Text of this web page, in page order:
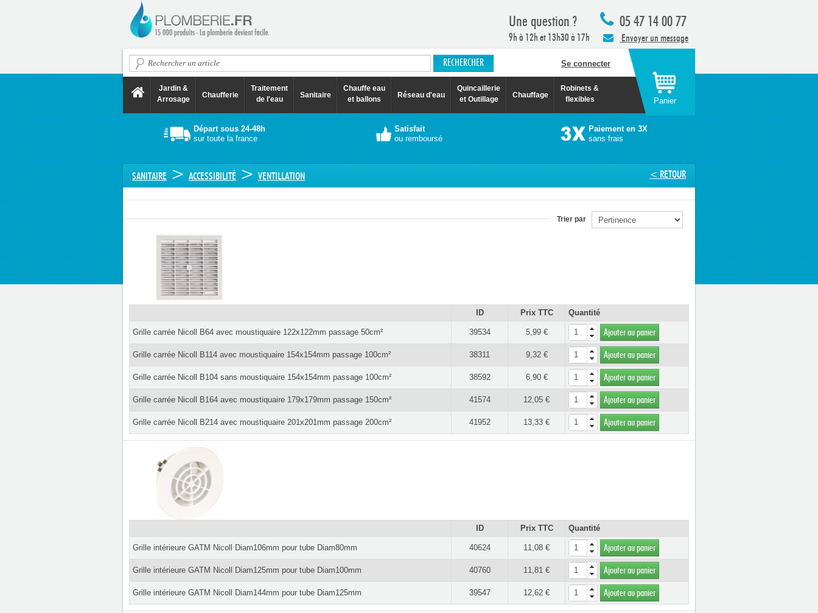
05 47 14 00 77
Envoyer un message
Une question ?
9h à 12h et 13h30 à 17h
Se connecter
Jardin &
Arrosage
Chaufferie
Traitement
de l'eau
Sanitaire
Chauffe eau
et ballons
Réseau d'eau
Quincaillerie
et Outillage
Chauffage
Robinets &
flexibles
Panier
Départ sous 24-48h
sur toute la france
Satisfait
ou remboursé
Paiement en 3X
sans frais
< RETOUR
SANITAIRE > ACCESSIBILITÉ > VENTILLATION
Trier par
ID Prix TTC Quantité
Grille carrée Nicoll B64 avec moustiquaire 122x122mm passage 50cm² 39534 5,99 € Ajouter au panier
Grille carrée Nicoll B114 avec moustiquaire 154x154mm passage 100cm² 38311 9,32 € Ajouter au panier
Grille carrée Nicoll B104 sans moustiquaire 154x154mm passage 100cm² 38592 6,90 € Ajouter au panier
Grille carrée Nicoll B164 avec moustiquaire 179x179mm passage 150cm² 41574 12,05 € Ajouter au panier
Grille carrée Nicoll B214 avec moustiquaire 201x201mm passage 200cm² 41952 13,33 € Ajouter au panier
ID Prix TTC Quantité
Grille intérieure GATM Nicoll Diam106mm pour tube Diam80mm 40624 11,08 € Ajouter au panier
Grille intérieure GATM Nicoll Diam125mm pour tube Diam100mm 40760 11,81 € Ajouter au panier
Grille intérieure GATM Nicoll Diam144mm pour tube Diam125mm 39547 12,62 € Ajouter au panier